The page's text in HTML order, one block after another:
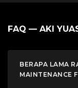
FAQ — AKI
BERAPA LAMA
MAINTENANCE